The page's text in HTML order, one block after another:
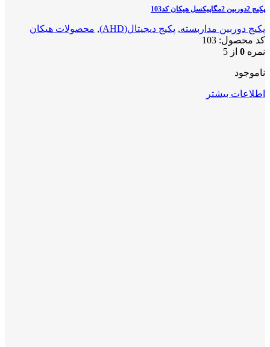
پکیج 2دوربین 2مگاپیکسل هیکان کد103
پکیج دوربین مداربسته, پکیج دیجیتال(AHD) , محصولات هیکان
کد محصول: 103
نمره 0 از 5
ناموجود
اطلاعات بیشتر